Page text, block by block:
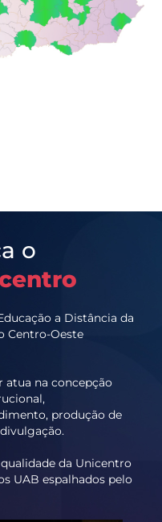
o
a Distância da
Centro-Oeste
na concepção
produção de
da Unicentro
UAB espalhados pelo